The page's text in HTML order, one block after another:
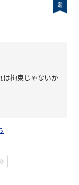
は拘束じゃないか